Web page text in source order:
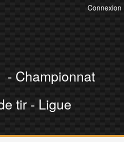
Connexion
- Championnat
tir - Ligue